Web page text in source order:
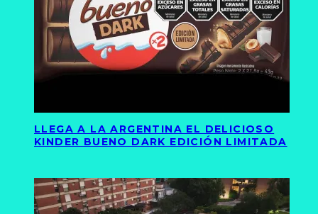
LLEGA A LA ARGENTINA EL DELICIOSO
KINDER BUENO DARK EDICIÓN LIMITADA